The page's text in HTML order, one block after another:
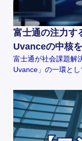
富士通の注力
Uvanceの中核
富士通が社会課題解
Uvance」の一環と